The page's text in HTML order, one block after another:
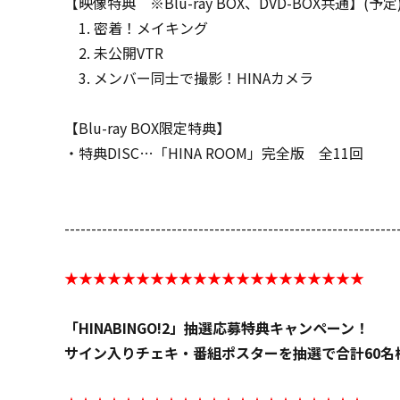
1. 密着！メイキング
2. 未公開VTR
3. メンバー同士で撮影！HINAカメラ
【Blu-ray BOX限定特典】
・特典DISC…「HINA ROOM」完全版 全11回
★★★★★★★★★★★★★★★★★★★★★
「HINABINGO!2」抽選応募特典キャンペーン！
サイン入りチェキ・番組ポスターを抽選で合計60名